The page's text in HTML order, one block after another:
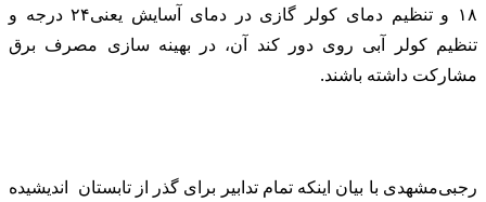
۱۸ و تنظیم دمای کولر گازی در دمای آسایش یعنی۲۴ درجه و
تنظیم کولر آبی روی دور کند آن، در بهینه سازی مصرف برق
مشارکت داشته باشند.
رجبی‌مشهدی با بیان اینکه تمام تدابیر برای گذر از تابستان اندیشیده